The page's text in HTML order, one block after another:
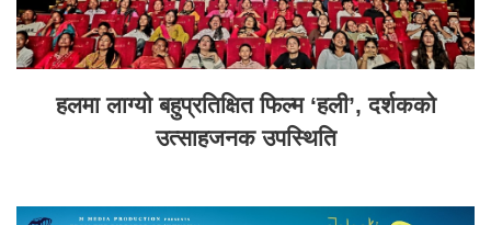
हलमा लाग्यो बहुप्रतिक्षित फिल्म ‘हली’, दर्शकको
उत्साहजनक उपस्थिति